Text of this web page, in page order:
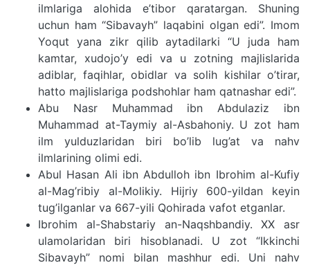
ilmlariga alohida e’tibor qaratargan. Shuning
uchun ham “Sibavayh” laqabini olgan edi”. Imom
Yoqut yana zikr qilib aytadilarki “U juda ham
kamtar, xudojo’y edi va u zotning majlislarida
adiblar, faqihlar, obidlar va solih kishilar o’tirar,
hatto majlislariga podshohlar ham qatnashar edi”.
Abu Nasr Muhammad ibn Abdulaziz ibn
Muhammad at-Taymiy al-Asbahoniy. U zot ham
ilm yulduzlaridan biri bo’lib lug’at va nahv
ilmlarining olimi edi.
Abul Hasan Ali ibn Abdulloh ibn Ibrohim al-Kufiy
al-Mag’ribiy al-Molikiy. Hijriy 600-yildan keyin
tug’ilganlar va 667-yili Qohirada vafot etganlar.
Ibrohim al-Shabstariy an-Naqshbandiy. XX asr
ulamolaridan biri hisoblanadi. U zot “Ikkinchi
Sibavayh” nomi bilan mashhur edi. Uni nahv